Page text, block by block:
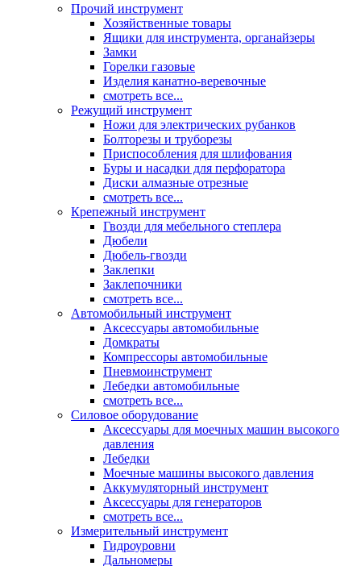
Прочий инструмент
Хозяйственные товары
Ящики для инструмента, органайзеры
Замки
Горелки газовые
Изделия канатно-веревочные
смотреть все...
Режущий инструмент
Ножи для электрических рубанков
Болторезы и труборезы
Приспособления для шлифования
Буры и насадки для перфоратора
Диски алмазные отрезные
смотреть все...
Крепежный инструмент
Гвозди для мебельного степлера
Дюбели
Дюбель-гвозди
Заклепки
Заклепочники
смотреть все...
Автомобильный инструмент
Аксессуары автомобильные
Домкраты
Компрессоры автомобильные
Пневмоинструмент
Лебедки автомобильные
смотреть все...
Силовое оборудование
Аксессуары для моечных машин высокого
давления
Лебедки
Моечные машины высокого давления
Аккумуляторный инструмент
Аксессуары для генераторов
смотреть все...
Измерительный инструмент
Гидроуровни
Дальномеры